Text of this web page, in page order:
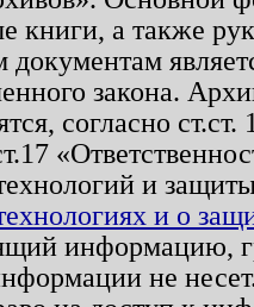
книги, а также
закона.
согласно
и
и о
информацию,
не